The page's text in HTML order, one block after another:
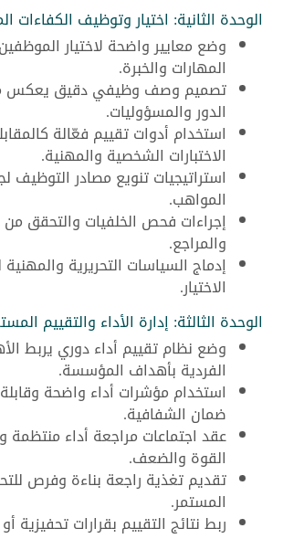
الوحدة الثانية: اختيار وتوظيف الكفاءات
وضع معايير واضحة لاختيار
المهارات والخبرة.
تصميم وصف وظيفي دقيق يعكس
الدور والمسؤوليات.
استخدام أدوات تقييم فعّالة
الاختبارات الشخصية والمهنية.
استراتيجيات تنويع مصادر التوظيف
المواهب.
إجراءات فحص الخلفيات والتحقق من
والمراجع.
إدماج السياسات التحريرية
الاختيار.
الوحدة الثالثة: إدارة الأداء والتقييم
وضع نظام تقييم أداء دوري يربط
الفردية بأهداف المؤسسة.
استخدام مؤشرات أداء واضحة
ضمان الشفافية.
عقد اجتماعات مراجعة أداء منتظمة
القوة والضعف.
تقديم تغذية راجعة بناءة وفرص
المستمر.
ربط نتائج التقييم بقرارات تحفيزية